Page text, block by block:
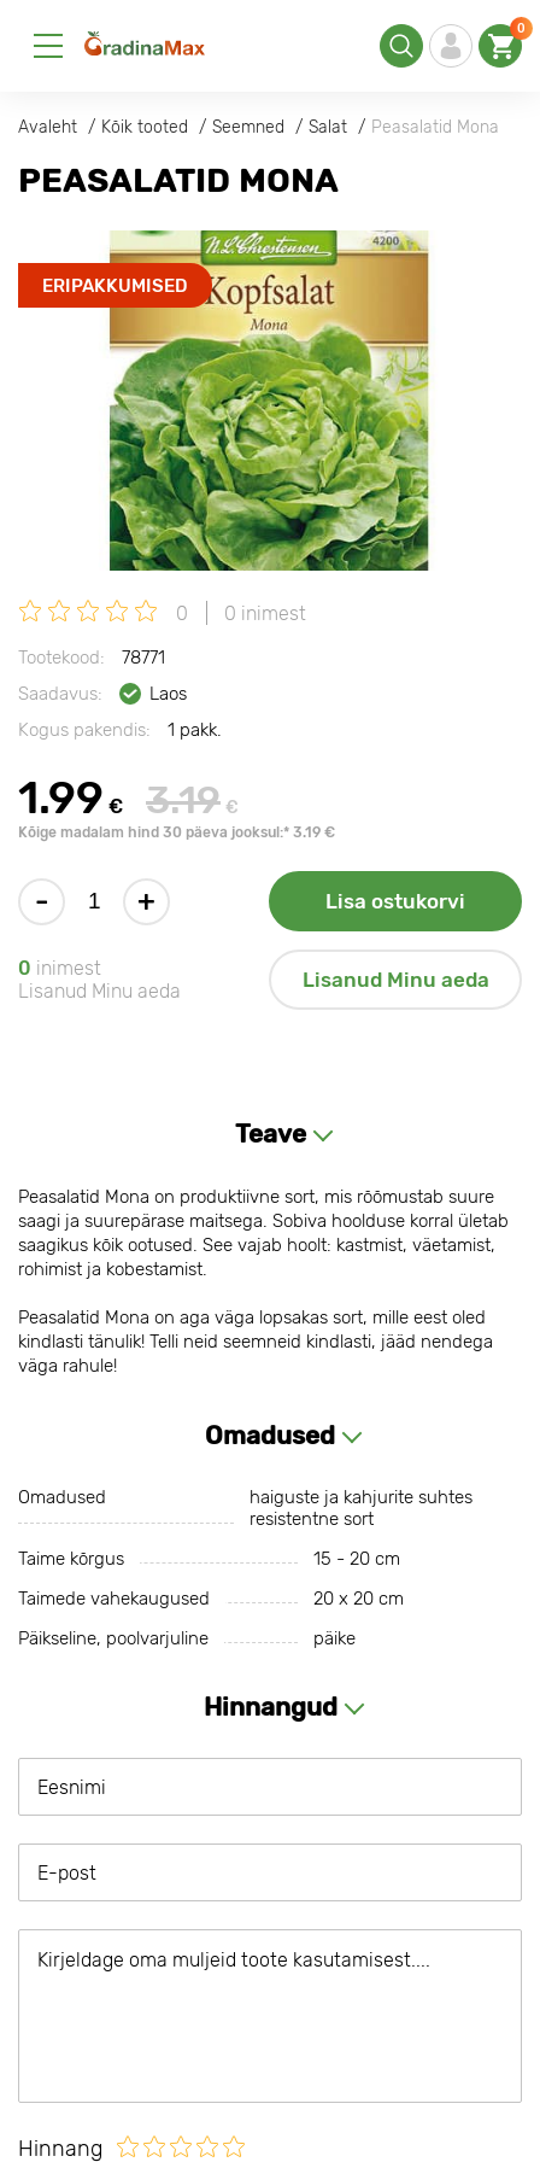
0
Avaleht Kõik tooted Seemned Salat Peasalatid Mona
PEASALATID MONA
ERIPAKKUMISED
0 0 inimest
Tootekood:
78771
Saadavus:
Laos
Kogus pakendis:
1 pakk.
1.99 € 3.19 €
Kõige madalam hind 30 päeva jooksul:* 3.19 €
- + Lisa ostukorvi
0 inimest
Lisanud Minu aeda
Lisanud Minu aeda
Teave
Peasalatid Mona on produktiivne sort, mis rõõmustab suure
saagi ja suurepärase maitsega. Sobiva hoolduse korral ületab
saagikus kõik ootused. See vajab hoolt: kastmist, väetamist,
rohimist ja kobestamist.
Peasalatid Mona on aga väga lopsakas sort, mille eest oled
kindlasti tänulik! Telli neid seemneid kindlasti, jääd nendega
väga rahule!
Omadused
Omadused
haiguste ja kahjurite suhtes
resistentne sort
Taime kõrgus
15 - 20 cm
Taimede vahekaugused
20 х 20 cm
Päikseline, poolvarjuline
päike
Hinnangud
Hinnang